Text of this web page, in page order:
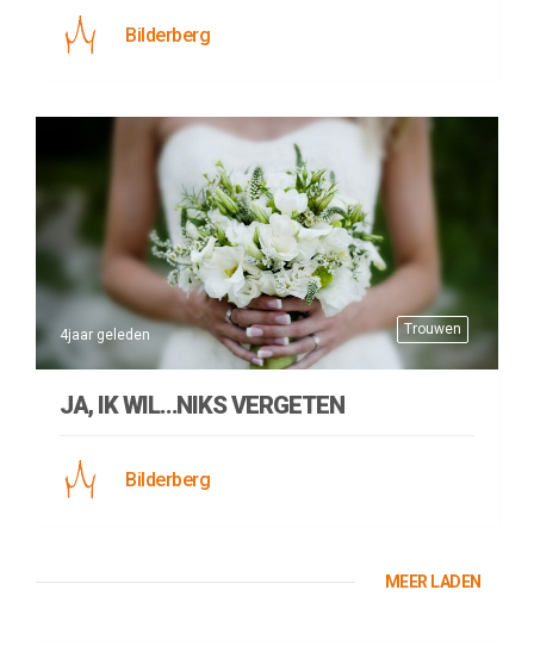
Bilderberg
Trouwen
4jaar geleden
JA, IK WIL…NIKS VERGETEN
Bilderberg
MEER LADEN